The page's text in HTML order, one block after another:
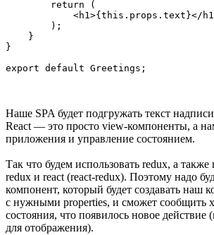
        return (
<h1>{this.props.text}</
        );
    }
}
export default Greetings;
Наше SPA будет подгружать текст
React — это просто view-компоненты, а
приложения и управление состоянием.
Так что будем использовать redux, а также
redux и react (react-redux). Поэтому надо
компонент, который будет создавать наш
с нужными properties, и сможет сообщить
состояния, что появилось новое
для отображения).